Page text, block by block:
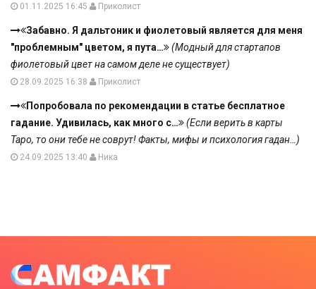
01.11.2025 16:45 Приколист
Забавно. Я дальтоник и фиолетовый является для меня
"проблемным" цветом, я пута…
(Модный для стартапов
фиолетовый цвет на самом деле не существует)
28.09.2025 16:38 Приколист
Попробовала по рекомендации в статье бесплатное
гадание. Удивилась, как много с…
(Если верить в карты
Таро, то они тебе не соврут! Факты, мифы и психология гадан…)
24.09.2025 13:40 Ника